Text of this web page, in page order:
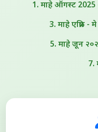
1. माहे ऑगस्ट 2025
3. माहे एप्रिल - मे
5. माहे जून
7.